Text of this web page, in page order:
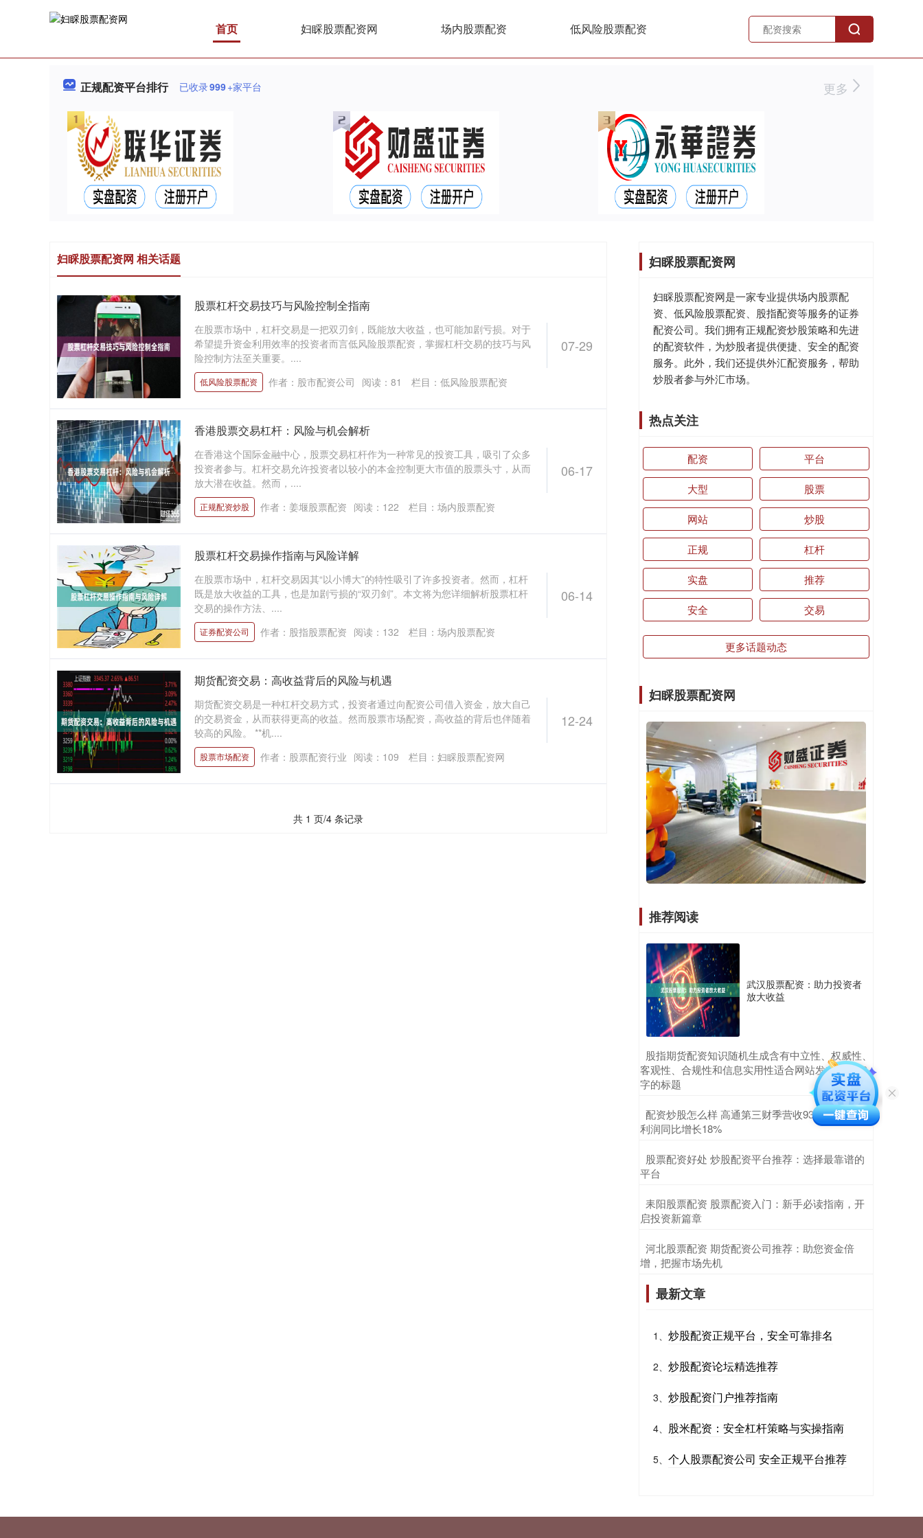
首页 妇睬股票配资网 场内股票配资 低风险股票配资
正规配资平台排行 已收录999+家平台 更多
妇睬股票配资网 相关话题
07-29
股票杠杆交易技巧与风险控制全指南
在股票市场中，杠杆交易是一把双刃剑，既能放大收益，也可能加剧亏损。对于
希望提升资金利用效率的投资者而言低风险股票配资，掌握杠杆交易的技巧与风
险控制方法至关重要。....
低风险股票配资 作者：股市配资公司 阅读： 81 栏目： 低风险股票配资
06-17
香港股票交易杠杆：风险与机会解析
在香港这个国际金融中心，股票交易杠杆作为一种常见的投资工具，吸引了众多
投资者参与。杠杆交易允许投资者以较小的本金控制更大市值的股票头寸，从而
放大潜在收益。然而，....
正规配资炒股 作者：姜堰股票配资 阅读： 122 栏目： 场内股票配资
06-14
股票杠杆交易操作指南与风险详解
在股票市场中，杠杆交易因其“以小博大”的特性吸引了许多投资者。然而，杠杆
既是放大收益的工具，也是加剧亏损的“双刃剑”。本文将为您详细解析股票杠杆
交易的操作方法、....
证券配资公司 作者：股指股票配资 阅读： 132 栏目： 场内股票配资
12-24
期货配资交易：高收益背后的风险与机遇
期货配资交易是一种杠杆交易方式，投资者通过向配资公司借入资金，放大自己
的交易资金，从而获得更高的收益。然而股票市场配资，高收益的背后也伴随着
较高的风险。 **机....
股票市场配资 作者：股票配资行业 阅读： 109 栏目： 妇睬股票配资网
共 1 页/4 条记录
妇睬股票配资网
妇睬股票配资网是一家专业提供场内股票配
资、低风险股票配资、股指配资等服务的证券
配资公司。我们拥有正规配资炒股策略和先进
的配资软件，为炒股者提供便捷、安全的配资
服务。此外，我们还提供外汇配资服务，帮助
炒股者参与外汇市场。
热点关注
配资 平台
大型 股票
网站 炒股
正规 杠杆
实盘 推荐
安全 交易
更多话题动态
妇睬股票配资网
推荐阅读
武汉股票配资：助力投资者
放大收益
​股指期货配资知识随机生成含有中立性、权威性、
客观性、合规性和信息实用性适合网站发布不超30
字的标题
​配资炒股怎么样 高通第三财季营收93.93亿美元 净
利润同比增长18%
​股票配资好处 炒股配资平台推荐：选择最靠谱的
平台
​耒阳股票配资 股票配资入门：新手必读指南，开
启投资新篇章
​河北股票配资 期货配资公司推荐：助您资金倍
增，把握市场先机
最新文章
1、 炒股配资正规平台，安全可靠排名
2、 炒股配资论坛精选推荐
3、 炒股配资门户推荐指南
4、 股米配资：安全杠杆策略与实操指南
5、 个人股票配资公司 安全正规平台推荐